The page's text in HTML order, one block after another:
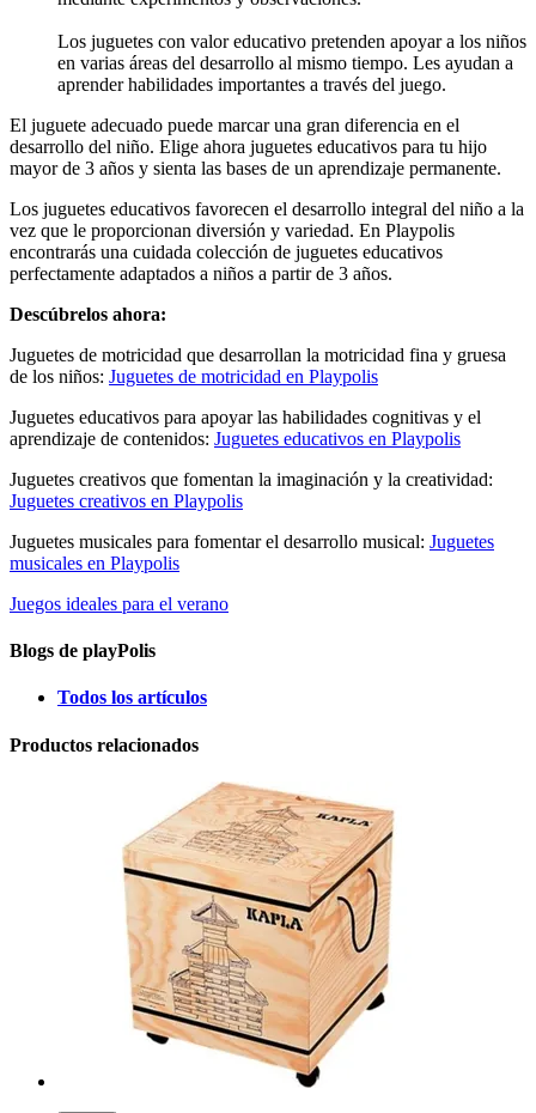
Los juguetes con valor educativo pretenden apoyar a los niños
en varias áreas del desarrollo al mismo tiempo. Les ayudan a
aprender habilidades importantes a través del juego.
El juguete adecuado puede marcar una gran diferencia en el
desarrollo del niño. Elige ahora juguetes educativos para tu hijo
mayor de 3 años y sienta las bases de un aprendizaje permanente.
Los juguetes educativos favorecen el desarrollo integral del niño a la
vez que le proporcionan diversión y variedad. En Playpolis
encontrarás una cuidada colección de juguetes educativos
perfectamente adaptados a niños a partir de 3 años.
Descúbrelos ahora:
Juguetes de motricidad que desarrollan la motricidad fina y gruesa
de los niños: Juguetes de motricidad en Playpolis
Juguetes educativos para apoyar las habilidades cognitivas y el
aprendizaje de contenidos: Juguetes educativos en Playpolis
Juguetes creativos que fomentan la imaginación y la creatividad:
Juguetes creativos en Playpolis
Juguetes musicales para fomentar el desarrollo musical: Juguetes
musicales en Playpolis
Juegos ideales para el verano
Blogs de playPolis
Todos los artículos
Productos relacionados